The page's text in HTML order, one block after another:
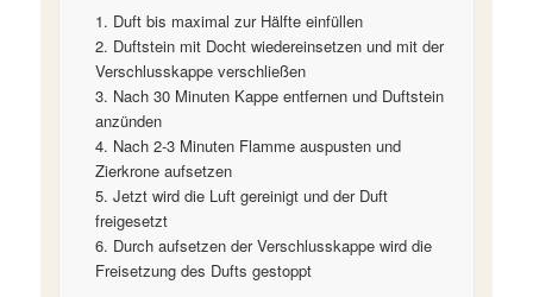
Duft bis maximal zur Hälfte einfüllen
Duftstein mit Docht wiedereinsetzen und mit der
Verschlusskappe verschließen
Nach 30 Minuten Kappe entfernen und Duftstein
anzünden
Nach 2-3 Minuten Flamme auspusten und
Zierkrone aufsetzen
Jetzt wird die Luft gereinigt und der Duft
freigesetzt
Durch aufsetzen der Verschlusskappe wird die
Freisetzung des Dufts gestoppt